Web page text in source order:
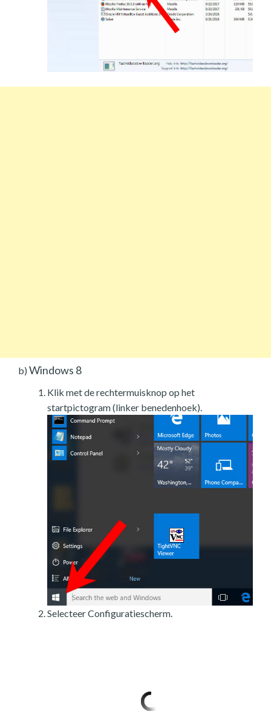
b) Windows 8
Klik met de rechtermuisknop op het
startpictogram (linker benedenhoek).
Selecteer Configuratiescherm.